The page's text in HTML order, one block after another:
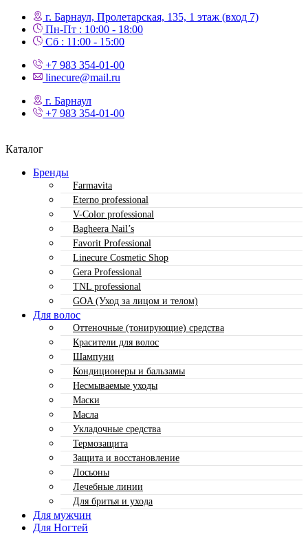
г. Барнаул, Пролетарская, 135,​ 1 этаж (вход 7)
Пн-Пт : 10:00 - 18:00
Сб : 11:00 - 15:00
+7 983 354-01-00
linecure@mail.ru
г. Барнаул
+7 983 354-01-00
Каталог
Бренды
Farmavita
Eterno professional
V-Color professional
Bagheera Nail’s
Favorit Professional
Linecure Cosmetic Shop
Gera Professional
TNL professional
GOA (Уход за лицом и телом)
Для волос
Оттеночные (тонирующие) средства
Красители для волос
Шампуни
Кондиционеры и бальзамы
Несмываемые уходы
Маски
Масла
Укладочные средства
Термозащита
Защита и восстановление
Лосьоны
Лечебные линии
Для бритья и ухода
Для мужчин
Для Ногтей